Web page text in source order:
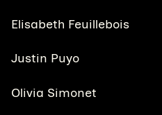
Elisabeth Feuillebois
Justin Puyo
Olivia Simonet